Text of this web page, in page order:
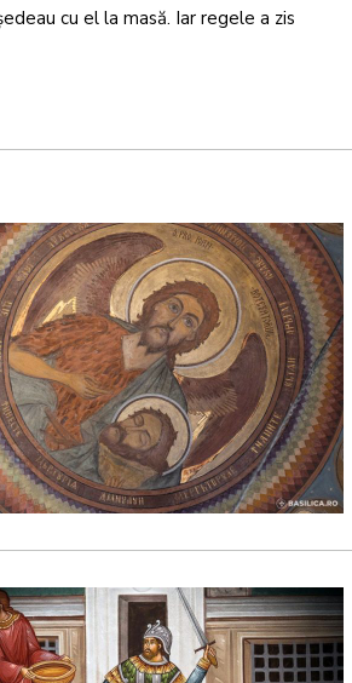
cu el la masă. Iar regele a zis